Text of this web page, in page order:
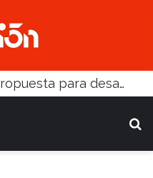
Juvenil: Balcarce arrancó 1-0, pero Madariaga lo dio vuelta